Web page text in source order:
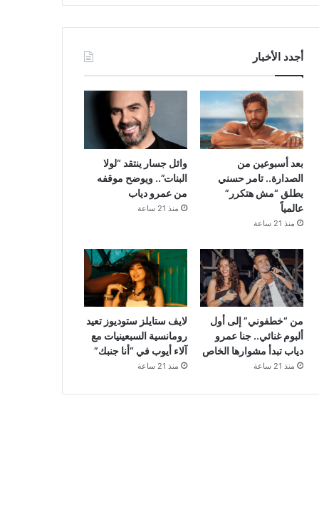
أجدد الأخبار
بعد أسبوعين من
الصدارة.. تامر حسني
يطلق “مش هتكرر”
عالمياً
منذ 21 ساعة
وائل جسار ينتقد “لولا
البنات”.. ويوضح موقفه
من عمرو دياب
منذ 21 ساعة
من “خطفوني” إلى أول
ألبوم غنائي.. جنا عمرو
دياب تبدأ مشوارها الخاص
منذ 21 ساعة
لايف ستايلز ستوديوز تعيد
رومانسية السبعينيات مع
آلاء أيوب في “أنا جنبك”
منذ 21 ساعة